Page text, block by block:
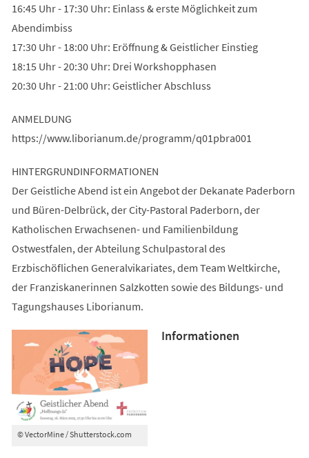
16:45 Uhr - 17:30 Uhr: Einlass & erste Möglichkeit zum
Abendimbiss
17:30 Uhr - 18:00 Uhr: Eröffnung & Geistlicher Einstieg
18:15 Uhr - 20:30 Uhr: Drei Workshopphasen
20:30 Uhr - 21:00 Uhr: Geistlicher Abschluss
ANMELDUNG
https://www.liborianum.de/programm/q01pbra001
HINTERGRUNDINFORMATIONEN
Der Geistliche Abend ist ein Angebot der Dekanate Paderborn
und Büren-Delbrück, der City-Pastoral Paderborn, der
Katholischen Erwachsenen- und Familienbildung
Ostwestfalen, der Abteilung Schulpastoral des
Erzbischöflichen Generalvikariates, dem Team Weltkirche,
der Franziskanerinnen Salzkotten sowie des Bildungs- und
Tagungshauses Liborianum.
© VectorMine / Shutterstock.com
Informationen